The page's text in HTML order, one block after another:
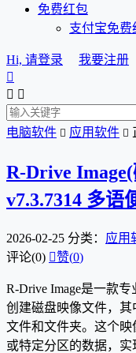
免费红包
支付宝免费
Hi, 请登录 我要注册

 
电脑软件  应用软件 
R-Drive
v7.3.7314 多语
2026-02-25 分类： 应用
评论(0) 赞(0)
R-Drive Image是一款
创建磁盘映像文件，其
文件和文件夹。这个
或特定分区的数据，实